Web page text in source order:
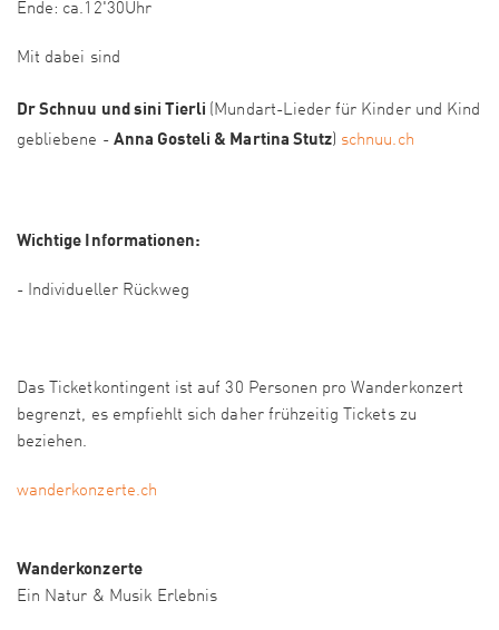
Ende: ca.12'30Uhr
Mit dabei sind
Dr Schnuu und sini Tierli (Mundart-Lieder für Kinder und Kind
gebliebene - Anna Gosteli & Martina Stutz) schnuu.ch
Wichtige Informationen:
- Individueller Rückweg
Das Ticketkontingent ist auf 30 Personen pro Wanderkonzert
begrenzt, es empfiehlt sich daher frühzeitig Tickets zu
beziehen.
wanderkonzerte.ch
Wanderkonzerte
Ein Natur & Musik Erlebnis